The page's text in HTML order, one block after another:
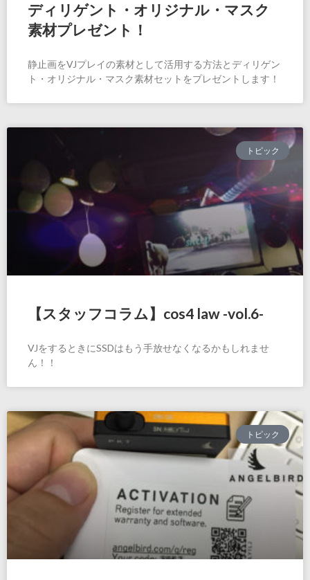
ディリゲント・オリジナル・マスク
素材プレゼント！
静止画をVJプレイの素材として活用する方法とディリゲン
ト・オリジナル・マスク素材セットをプレゼントします！
トピック
【スタッフコラム】cos4 law -vol.6-
VJをするときにSSDはもう手放せなくなるかもしれませ
ん！！
トピック